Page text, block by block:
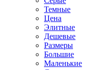
Темные
Цена
Элитные
Дешевые
Размеры
Большие
Маленькие